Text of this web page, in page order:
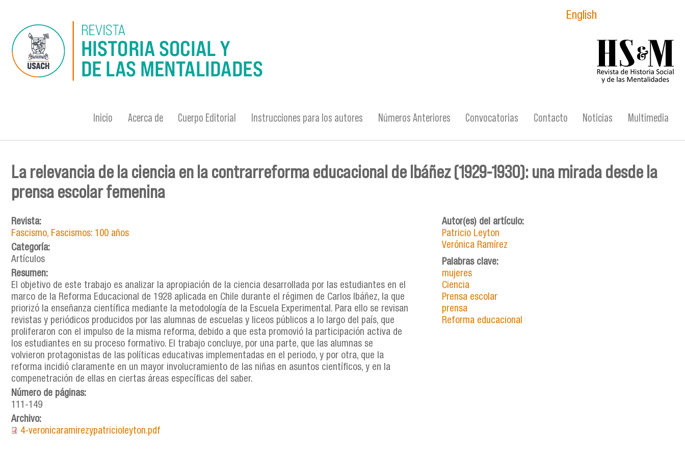
English
Inicio Acerca de Cuerpo Editorial Instrucciones para los autores Números Anteriores Convocatorias Contacto Noticias Multimedia
Se encuentra usted aquí
La relevancia de la ciencia en la contrarreforma educacional de Ibáñez (1929-1930): una mirada desde la
prensa escolar femenina
Revista:
Fascismo, Fascismos: 100 años
Categoría:
Artículos
Resumen:
El objetivo de este trabajo es analizar la apropiación de la ciencia desarrollada por las estudiantes en el
marco de la Reforma Educacional de 1928 aplicada en Chile durante el régimen de Carlos Ibáñez, la que
priorizó la enseñanza científica mediante la metodología de la Escuela Experimental. Para ello se revisan
revistas y periódicos producidos por las alumnas de escuelas y liceos públicos a lo largo del país, que
proliferaron con el impulso de la misma reforma, debido a que esta promovió la participación activa de
los estudiantes en su proceso formativo. El trabajo concluye, por una parte, que las alumnas se
volvieron protagonistas de las políticas educativas implementadas en el periodo, y por otra, que la
reforma incidió claramente en un mayor involucramiento de las niñas en asuntos científicos, y en la
compenetración de ellas en ciertas áreas específicas del saber.
Número de páginas:
111-149
Archivo:
4-veronicaramirezypatricioleyton.pdf
Autor(es) del artículo:
Patricio Leyton
Verónica Ramírez
Palabras clave:
mujeres
Ciencia
Prensa escolar
prensa
Reforma educacional